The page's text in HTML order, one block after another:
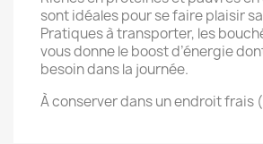
sont idéales pour se faire plaisir
Pratiques à transporter, les
vous donne le boost d’énergie
besoin dans la journée.
À conserver dans un endroit frais